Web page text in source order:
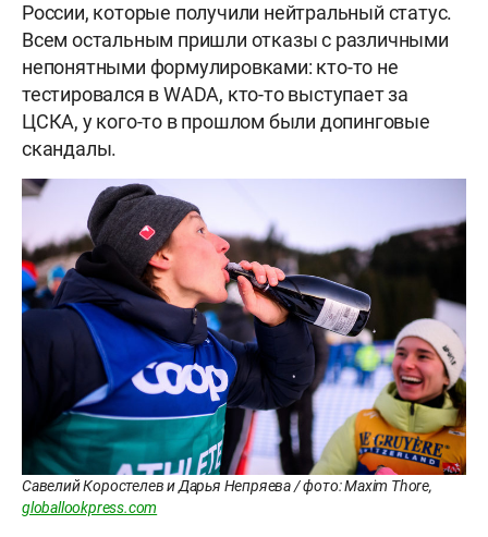
России, которые получили нейтральный статус.
Всем остальным пришли отказы с различными
непонятными формулировками: кто-то не
тестировался в WADA, кто-то выступает за
ЦСКА, у кого-то в прошлом были допинговые
скандалы.
Савелий Коростелев и Дарья Непряева / фото: Maxim Thore,
globallookpress.com